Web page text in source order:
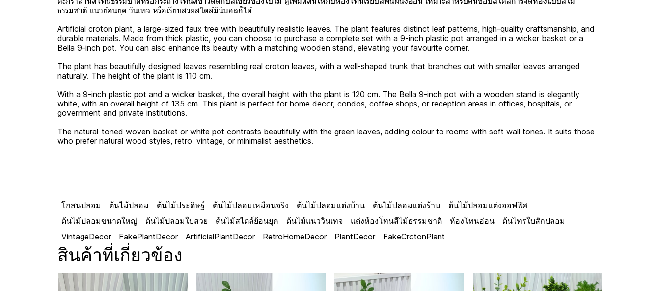
ธรรมชาติ แนวย้อนยุค วินเทจ หรือเรียบสวยสไตล์มินิมอลก็ได้
Artificial croton plant, a large-sized faux tree with beautifully realistic leaves. The plant features distinct leaf patterns, high-quality craftsmanship, and
durable materials. Made from thick plastic, you can choose to purchase a complete set with a 9-inch plastic pot arranged in a wicker basket or a
Bella 9-inch pot. You can also enhance its beauty with a matching wooden stand, elevating your favourite corner.
The plant has beautifully designed leaves resembling real croton leaves, with a well-shaped trunk that branches out with smaller leaves arranged
naturally. The height of the plant is 110 cm.
With a 9-inch plastic pot and a wicker basket, the overall height with the plant is 120 cm. The Bella 9-inch pot with a wooden stand is elegantly
white, with an overall height of 135 cm. This plant is perfect for home decor, condos, coffee shops, or reception areas in offices, hospitals, or
government and private institutions.
The natural-toned woven basket or white pot contrasts beautifully with the green leaves, adding colour to rooms with soft wall tones. It suits those
who prefer natural wood styles, retro, vintage, or minimalist aesthetics.
โกสนปลอม ต้นไม้ปลอม ต้นไม้ประดิษฐ์ ต้นไม้ปลอมเหมือนจริง ต้นไม้ปลอมแต่งบ้าน ต้นไม้ปลอมแต่งร้าน
ต้นไม้ปลอมแต่งออฟฟิศ
ต้นไม้ปลอมขนาดใหญ่
ต้นไม้ปลอมใบสวย ต้นไม้สไตล์ย้อนยุค ต้นไม้แนววินเทจ แต่งห้องโทนสีไม้ธรรมชาติ ห้องโทนอ่อน
ต้นไทรใบสักปลอม
VintageDecor
FakePlantDecor ArtificialPlantDecor RetroHomeDecor PlantDecor FakeCrotonPlant
สินค้าที่เกี่ยวข้อง